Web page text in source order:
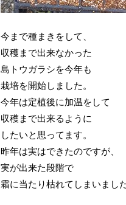
今まで種まきをして、
収穫まで出来なかった
島トウガラシを今年も
栽培を開始しました。
今年は定植後に加温をして
収穫まで出来るように
したいと思ってます。
昨年は実はできたのですが、
実が出来た段階で
霜に当たり枯れてしまいました